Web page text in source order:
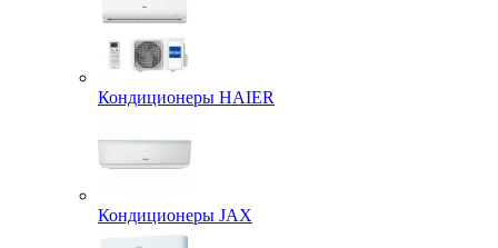
Кондиционеры HAIER
Кондиционеры JAX